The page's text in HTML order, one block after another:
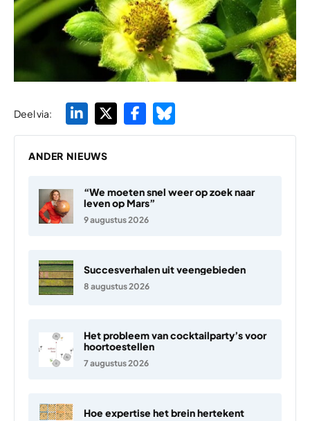
Deel via:
ANDER NIEUWS
“We moeten snel weer op zoek naar
leven op Mars”
9 augustus 2026
Succesverhalen uit veengebieden
8 augustus 2026
Het probleem van cocktailparty’s voor
hoortoestellen
7 augustus 2026
Hoe expertise het brein hertekent